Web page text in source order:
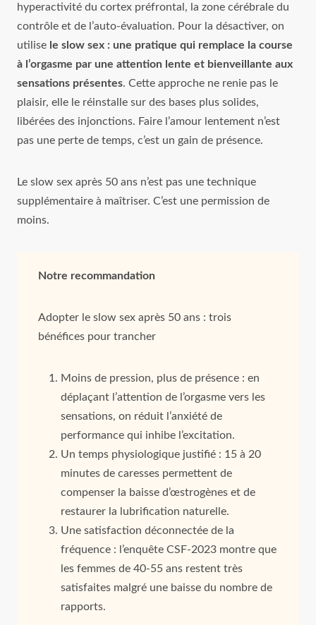
hyperactivité du cortex préfrontal, la zone cérébrale du
contrôle et de l’auto‑évaluation. Pour la désactiver, on
utilise le slow sex : une pratique qui remplace la course
à l’orgasme par une attention lente et bienveillante aux
sensations présentes. Cette approche ne renie pas le
plaisir, elle le réinstalle sur des bases plus solides,
libérées des injonctions. Faire l’amour lentement n’est
pas une perte de temps, c’est un gain de présence.
Le slow sex après 50 ans n’est pas une technique
supplémentaire à maîtriser. C’est une permission de
moins.
Notre recommandation
Adopter le slow sex après 50 ans : trois
bénéfices pour trancher
Moins de pression, plus de présence : en
déplaçant l’attention de l’orgasme vers les
sensations, on réduit l’anxiété de
performance qui inhibe l’excitation.
Un temps physiologique justifié : 15 à 20
minutes de caresses permettent de
compenser la baisse d’œstrogènes et de
restaurer la lubrification naturelle.
Une satisfaction déconnectée de la
fréquence : l’enquête CSF‑2023 montre que
les femmes de 40‑55 ans restent très
satisfaites malgré une baisse du nombre de
rapports.